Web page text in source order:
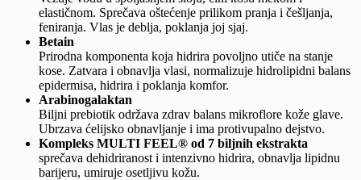
elastičnom. Sprečava oštećenje prilikom pranja i češljanja,
feniranja. Vlas je deblja, poklanja joj sjaj.
Betain
Prirodna komponenta koja hidrira povoljno utiče na stanje
kose. Zatvara i obnavlja vlasi, normalizuje hidrolipidni balans
epidermisa, hidrira i poklanja komfor.
Arabinogalaktan
Biljni prebiotik održava zdrav balans mikroflore kože glave.
Ubrzava ćelijsko obnavljanje i ima protivupalno dejstvo.
Kompleks MULTI FEEL® od 7 biljnih ekstrakta
sprečava dehidriranost i intenzivno hidrira, obnavlja lipidnu
barijeru, umiruje osetljivu kožu.